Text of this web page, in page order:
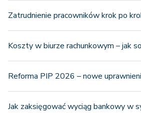
Zatrudnienie pracowników krok po
Koszty w biurze rachunkowym – jak
Reforma PIP 2026 – nowe
Jak zaksięgować wyciąg bankowy w